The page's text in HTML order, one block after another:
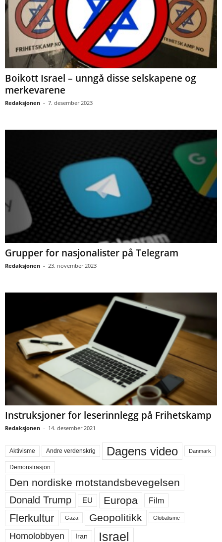
Boikott Israel – unngå disse selskapene og
merkevarene
Redaksjonen - 7. desember 2023
Grupper for nasjonalister på Telegram
Redaksjonen - 23. november 2023
Instruksjoner for leserinnlegg på Frihetskamp
Redaksjonen - 14. desember 2021
Aktivisme Andre verdenskrig Dagens video Danmark
Demonstrasjon
Den nordiske motstandsbevegelsen
Donald Trump EU Europa Film
Flerkultur Gaza Geopolitikk Globalisme
Homolobbyen Iran Israel